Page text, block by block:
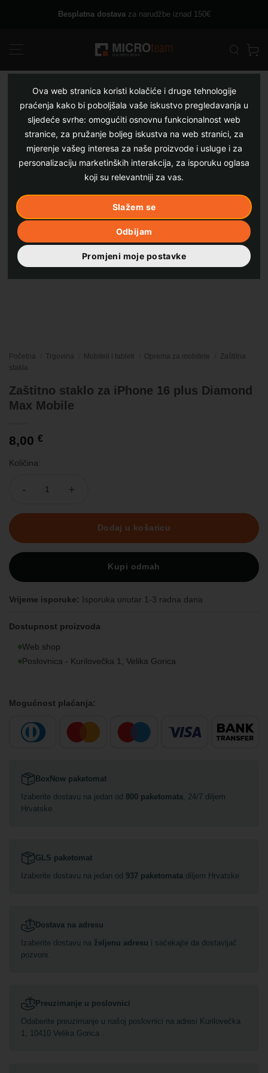
Ova web stranica koristi kolačiće i druge tehnologije
praćenja kako bi poboljšala vaše iskustvo pregledavanja u
sljedeće svrhe: omogućiti osnovnu funkcionalnost web
stranice, za pružanje boljeg iskustva na web stranici, za
mjerenje vašeg interesa za naše proizvode i usluge i za
personalizaciju marketinških interakcija, za isporuku oglasa
koji su relevantniji za vas.
Slažem se
Odbijam
Promjeni moje postavke
Besplatna dostavaza narudžbe iznad 150€
Početna Trgovina Mobiteli i tableti Oprema za mobitele
Zaštitna
stakla
Zaštitno staklo za iPhone 16 plus Diamond
Max Mobile
8,00 €
Količina:
Dodaj u košaricu
Kupi odmah
Vrijeme isporuke: Isporuka unutar 1-3 radna dana
Dostupnost proizvoda
Web shop
Poslovnica - Kurilovečka 1, Velika Gorica
Mogućnost plaćanja:
BoxNow paketomat
Izaberite dostavu na jedan od 800 paketomata, 24/7 diljem
Hrvatske.
GLS paketomat
Izaberite dostavu na jedan od 937 paketomatadiljem Hrvatske.
Dostava na adresu
Izaberite dostavu na željenu adresu i sačekajte da dostavljač
pozvoni.
Preuzimanje u poslovnici
Odaberite preuzimanje u našoj poslovnici na adresi Kurilovečka
1, 10410 Velika Gorica .